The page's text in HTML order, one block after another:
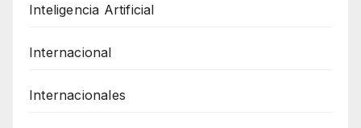
Inteligencia Artificial
Internacional
Internacionales